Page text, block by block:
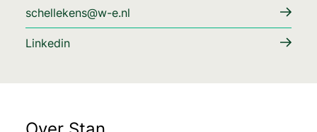
schellekens@w-e.nl
Linkedin